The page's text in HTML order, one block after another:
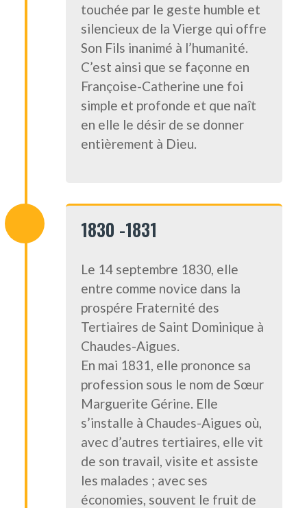
touchée par le geste humble et
silencieux de la Vierge qui offre
Son Fils inanimé à l’humanité.
C’est ainsi que se façonne en
Françoise-Catherine une foi
simple et profonde et que naît
en elle le désir de se donner
entièrement à Dieu.
1830 -1831
Le 14 septembre 1830, elle
entre comme novice dans la
prospére Fraternité des
Tertiaires de Saint Dominique à
Chaudes-Aigues.
En mai 1831, elle prononce sa
profession sous le nom de Sœur
Marguerite Gérine. Elle
s’installe à Chaudes-Aigues où,
avec d’autres tertiaires, elle vit
de son travail, visite et assiste
les malades ; avec ses
économies, souvent le fruit de